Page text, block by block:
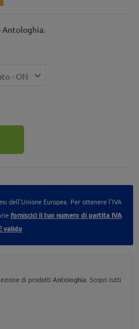
Antologhia.
dell'Unione Europea. Per ottenere l'IVA
forniscici il tuo numero di partita IVA
valido
di prodotti Antologhia. Scopri tutti